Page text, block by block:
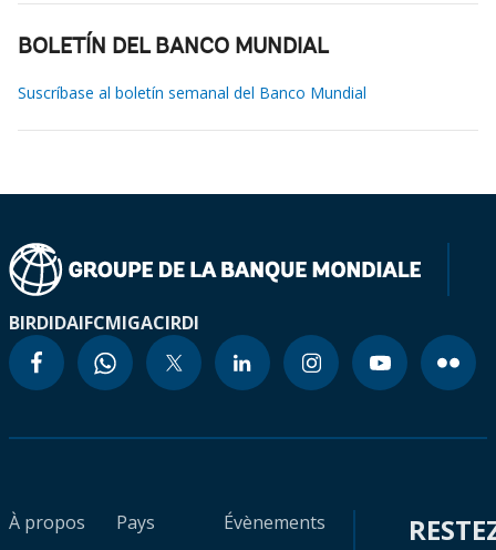
BOLETÍN DEL BANCO MUNDIAL
Suscríbase al boletín semanal del Banco Mundial
BIRDIDAIFCMIGACIRDI
À propos
Pays
Évènements